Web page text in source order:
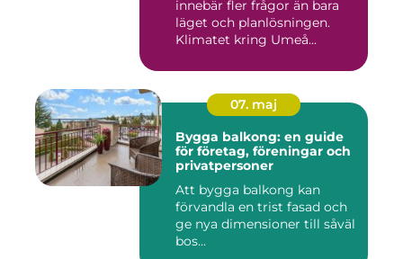
innebär fler frågor än bara
läget och planlösningen.
Klimatet kring Umeå...
07. maj
Bygga balkong: en guide
för företag, föreningar och
privatpersoner
Att bygga balkong kan
förvandla en trist fasad och
ge nya dimensioner till såväl
bos...